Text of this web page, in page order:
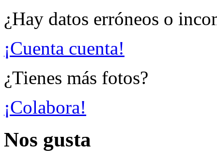
¿Hay datos erróneos o
¡Cuenta cuenta!
¿Tienes más fotos?
¡Colabora!
Nos gusta